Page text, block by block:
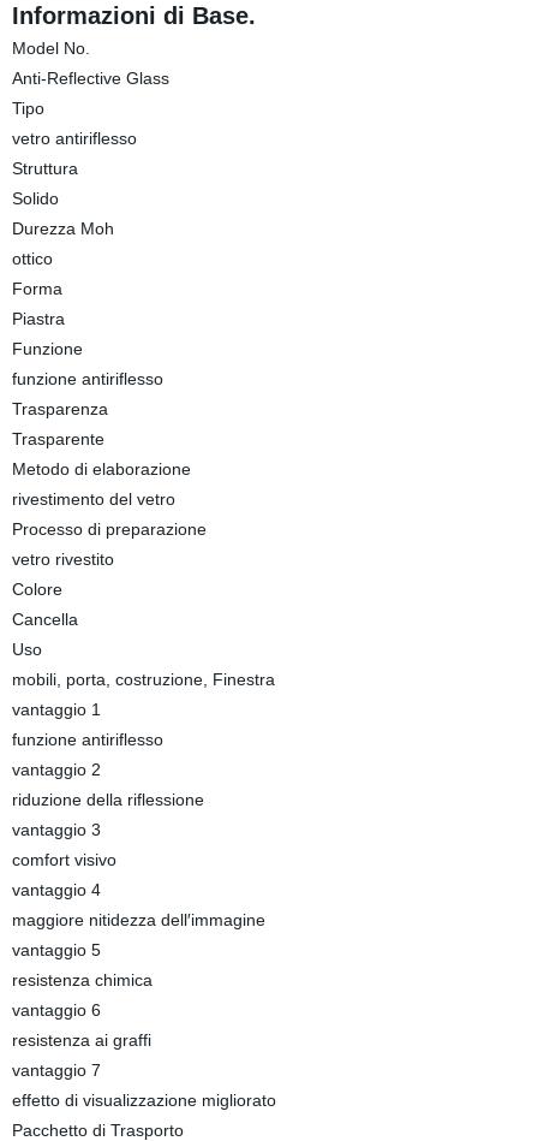
Informazioni di Base.
Model No.
Anti-Reflective Glass
Tipo
vetro antiriflesso
Struttura
Solido
Durezza Moh
ottico
Forma
Piastra
Funzione
funzione antiriflesso
Trasparenza
Trasparente
Metodo di elaborazione
rivestimento del vetro
Processo di preparazione
vetro rivestito
Colore
Cancella
Uso
mobili, porta, costruzione, Finestra
vantaggio 1
funzione antiriflesso
vantaggio 2
riduzione della riflessione
vantaggio 3
comfort visivo
vantaggio 4
maggiore nitidezza dell′immagine
vantaggio 5
resistenza chimica
vantaggio 6
resistenza ai graffi
vantaggio 7
effetto di visualizzazione migliorato
Pacchetto di Trasporto